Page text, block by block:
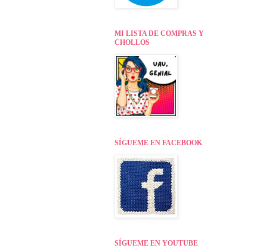
MI LISTA DE COMPRAS Y
CHOLLOS
SÍGUEME EN FACEBOOK
SÍGUEME EN YOUTUBE